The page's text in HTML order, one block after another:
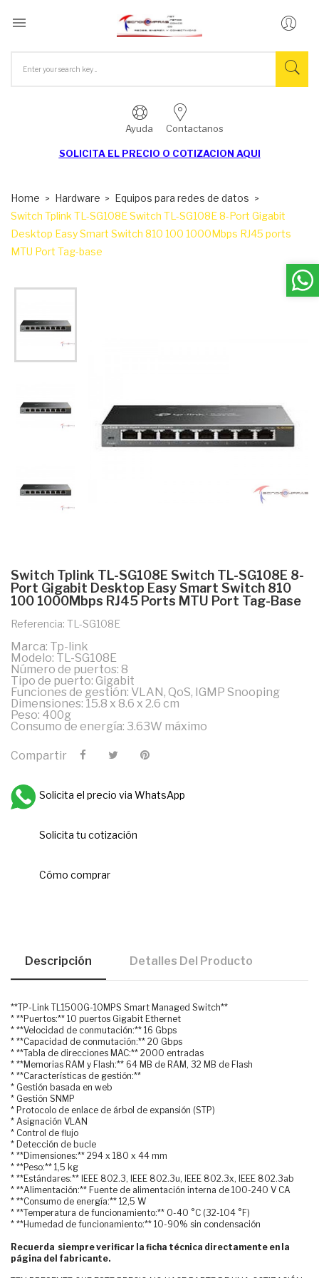

Ayuda Contactanos
SOLICITA EL PRECIO O COTIZACION AQUI
Home Hardware
Equipos para redes de datos
Switch Tplink TL-SG108E Switch TL-SG108E 8-Port Gigabit
Desktop Easy Smart Switch 810 100 1000Mbps RJ45 ports
MTU Port Tag-base
Switch Tplink TL-SG108E Switch TL-SG108E 8-
Port Gigabit Desktop Easy Smart Switch 810
100 1000Mbps RJ45 Ports MTU Port Tag-Base
Referencia: TL-SG108E
Marca: Tp-link
Modelo: TL-SG108E
Número de puertos: 8
Tipo de puerto: Gigabit
Funciones de gestión: VLAN, QoS, IGMP Snooping
Dimensiones: 15.8 x 8.6 x 2.6 cm
Peso: 400g
Consumo de energía: 3.63W máximo
Compartir
Solicita el precio via WhatsApp
Solicita tu cotización
Cómo comprar
Descripción Detalles Del Producto
**TP-Link TL1500G-10MPS Smart Managed Switch**
* **Puertos:** 10 puertos Gigabit Ethernet
* **Velocidad de conmutación:** 16 Gbps
* **Capacidad de conmutación:** 20 Gbps
* **Tabla de direcciones MAC:** 2000 entradas
* **Memorias RAM y Flash:** 64 MB de RAM, 32 MB de Flash
* **Características de gestión:**
* Gestión basada en web
* Gestión SNMP
* Protocolo de enlace de árbol de expansión (STP)
* Asignación VLAN
* Control de flujo
* Detección de bucle
* **Dimensiones:** 294 x 180 x 44 mm
* **Peso:** 1,5 kg
* **Estándares:** IEEE 802.3, IEEE 802.3u, IEEE 802.3x, IEEE 802.3ab
* **Alimentación:** Fuente de alimentación interna de 100-240 V CA
* **Consumo de energía:** 12,5 W
* **Temperatura de funcionamiento:** 0-40 °C (32-104 °F)
* **Humedad de funcionamiento:** 10-90% sin condensación
Recuerda siempre verificar la ficha técnica directamente en la
página del fabricante.